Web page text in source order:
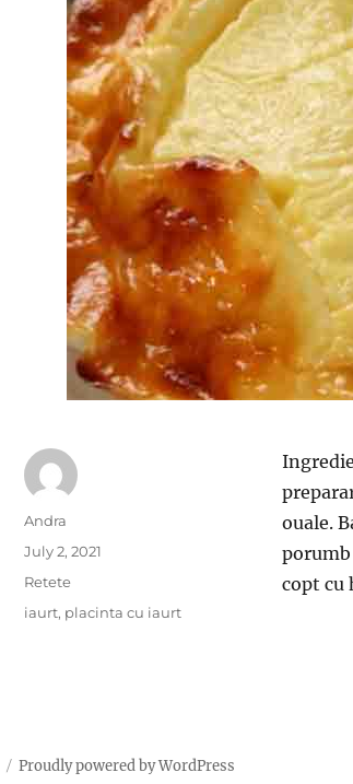
ouale.
porumb
copt cu
Author
Andra
Posted
July 2, 2021
Categories
Retete
Tags
iaurt, placinta cu iaurt
Proudly powered by WordPress